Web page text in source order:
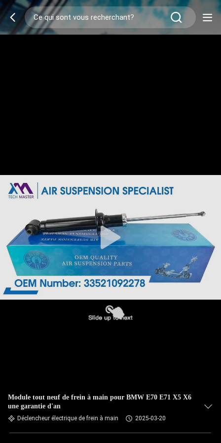
Module tout neuf de frein à main pour BMW E70 E71 X5 X6
une garantie d'an
Déclencheur électrique de frein à main 2025-03-20